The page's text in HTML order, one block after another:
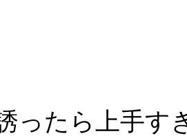
ったら上手す